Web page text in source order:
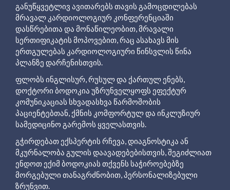
განუწყვეტლივ ავითარებს თავის გამოცდილებას
მრავალ კარდიოლოგიურ კონფერენციაში
დასწრებითა და მონაწილეობით, მრავალი
სერთიფიკატის მოპოვებით, რაც ასახავს მის
ერთგულებას კარდიოლოგიური წინსვლის წინა
პლანზე დარჩენისთვის.
ფლობს ინგლისურ, რუსულ და ქართულ ენებს,
დოქტორი ბოდოკია უზრუნველყოფს ეფექტურ
კომუნიკაციას სხვადასხვა წარმოშობის
პაციენტებთან, ქმნის კომფორტულ და ინკლუზიურ
სამედიცინო გარემოს ყველასთვის.
გჭირდებათ ექსპერტის რჩევა, დიაგნოსტიკა ან
მკურნალობა გულის დაავადებებისთვის, შეგიძლიათ
ენდოთ ექიმ ბოდოკიას თქვენს საჭიროებებზე
მორგებული თანაგრძნობით, პერსონალიზებული
ზრუნვით.